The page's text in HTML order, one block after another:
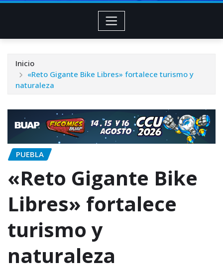
Inicio
«Reto Gigante Bike Libres» fortalece turismo y
naturaleza
PUEBLA
«Reto Gigante Bike
Libres» fortalece
turismo y
naturaleza